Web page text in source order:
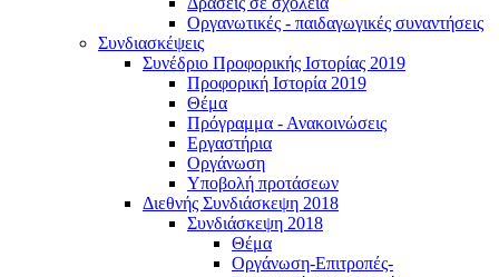
Οργανωτικές - παιδαγωγικές συναντήσεις
Συνδιασκέψεις
Συνέδριο Προφορικής Ιστορίας 2019
Προφορική Ιστορία 2019
Θέμα
Πρόγραμμα - Ανακοινώσεις
Εργαστήρια
Οργάνωση
Υποβολή προτάσεων
Διεθνής Συνδιάσκεψη 2018
Συνδιάσκεψη 2018
Θέμα
Οργάνωση-Επιτροπές-